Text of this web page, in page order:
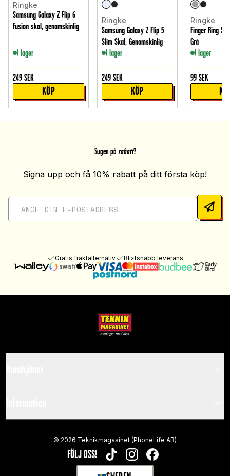
Ringke
Samsung Galaxy Z Flip 6
Fusion skal, genomskinlig
I lager
249 SEK
KÖP
Ringke
Samsung Galaxy Z Flip 5
Slim Skal, Genomskinlig
I lager
249 SEK
KÖP
Ringke
Finger Ring
Grå
I lager
99 SEK
Sugen på rabatt?
Signa upp och få 10% rabatt på ditt första köp!
Gratis fraktalternativ Blixtsnabb leverans
FÖLJ OSS! TIKTOKINSTAGRAMFACEBOOK
© 2026 Teknikmagasinet (PhoneLife AB)